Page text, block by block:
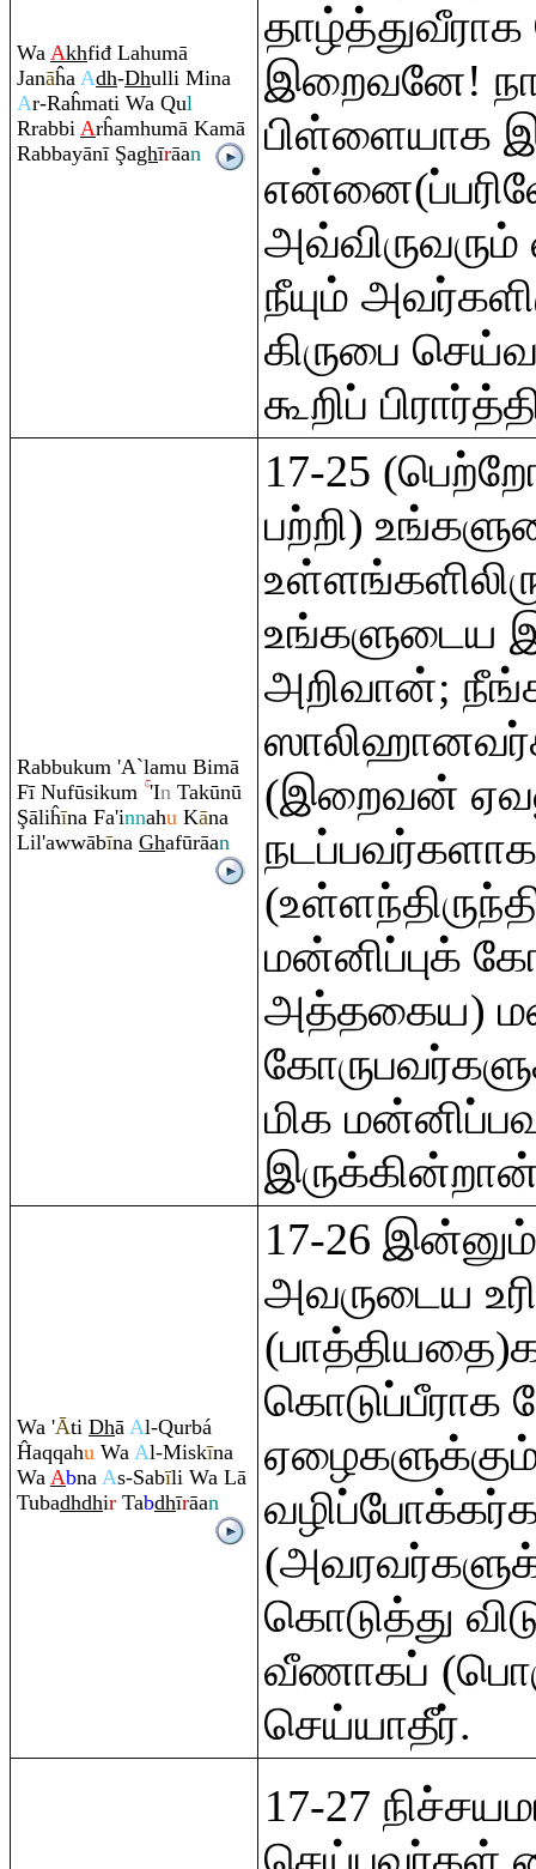
Wa Akhfiđ Lahumā
Janāĥa Adh-Dhulli Mina
Ar-Raĥmati Wa Qul
Rrabbi Arĥamhumā Kamā
Rabbayānī Şaghīrāan
இறைவனே!
பிள்ளையாக
நீயும்
கிருபை
கூறிப்
Rabbukum 'A`lamu Bimā
Fī Nufūsikum 'In Takūnū
Şāliĥīna Fa'innahu Kāna
Lil'awwābīna Ghafūrāan
17-25
பற்றி)
உங்களுடைய
அறிவான்;
(இறைவன்
மன்னிப்புக்
அத்தகைய)
மிக
Wa 'Āti Dhā Al-Qurbá
Ĥaqqahu Wa Al-Miskīna
Wa Abna As-Sabīli Wa Lā
Tubadhdhir Tabdhīrāan
17-26
அவருடைய
கொடுப்பீராக
கொடுத்து
வீணாகப்
செய்யாதீர்.
17-27